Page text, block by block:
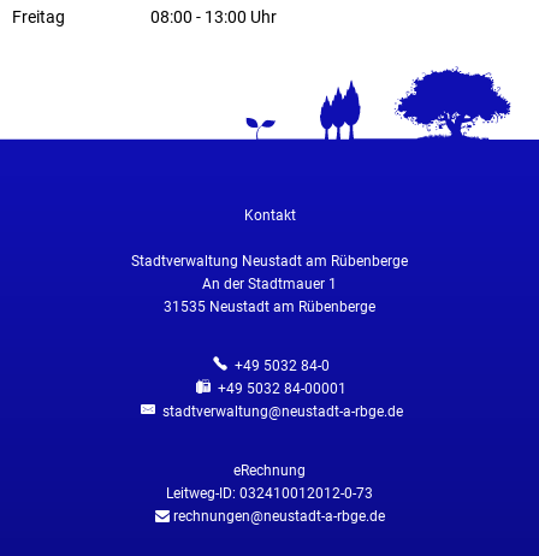
Von 08:00 bis 13:00 Uhr
Freitag 08:00 - 13:00 Uhr
Kontakt
Stadtverwaltung Neustadt am Rübenberge
An der Stadtmauer 1
31535 Neustadt am Rübenberge
+49 5032 84-0
+49 5032 84-00001
stadtverwaltung@neustadt-a-rbge.de
eRechnung
Leitweg-ID: 032410012012-0-73
rechnungen@neustadt-a-rbge.de